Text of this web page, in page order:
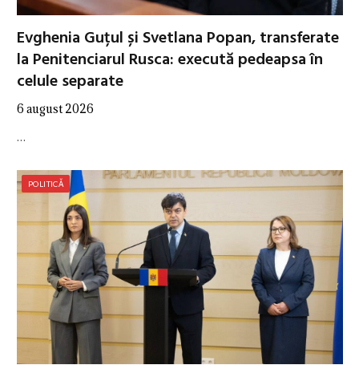
Evghenia Guțul și Svetlana Popan, transferate
la Penitenciarul Rusca: execută pedeapsa în
celule separate
6 august 2026
…
POLITICĂ